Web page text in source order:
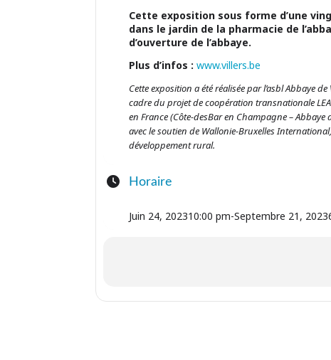
Cette exposition sous forme d’une
dans le jardin de la pharmacie de
d’ouverture de l’abbaye.
Plus d’infos : www.villers.be
Cette exposition a été réalisée par l’asbl Abbaye
cadre du projet de coopération transnationale
en France (Côte-desBar en Champagne –
avec le soutien de Wallonie-Bruxelles
développement rural.
Horaire
Juin 24, 202310:00 pm-Septembre 21, 2023